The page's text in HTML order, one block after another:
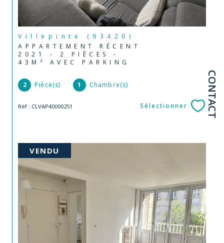
CONTACT
Villepinte (93420)
APPARTEMENT RÉCENT
2021 - 2 PIÈCES -
43M² AVEC PARKING
2 Pièce(s) 1 Chambre(s)
Réf : CLVAP40000251 Sélectionner
VENDU